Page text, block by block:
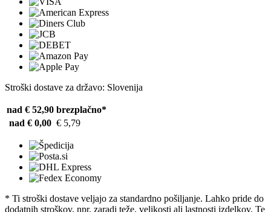
Stroški dostave za državo: Slovenija
nad € 52,90 brezplačno*
nad € 0,00 € 5,79
* Ti stroški dostave veljajo za standardno pošiljanje. Lahko pride do
dodatnih stroškov, npr. zaradi teže, velikosti ali lastnosti izdelkov. Te